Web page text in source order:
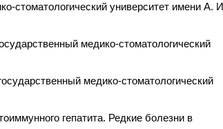
стоматологический университет имени А.
медико-стоматологический
медико-стоматологический
гепатита. Редкие болезни в